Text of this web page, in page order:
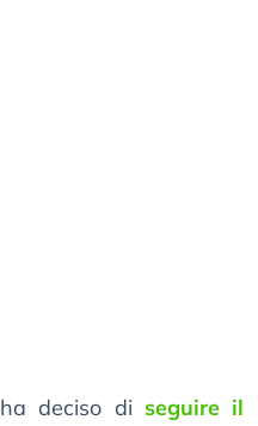
ha deciso di seguire il